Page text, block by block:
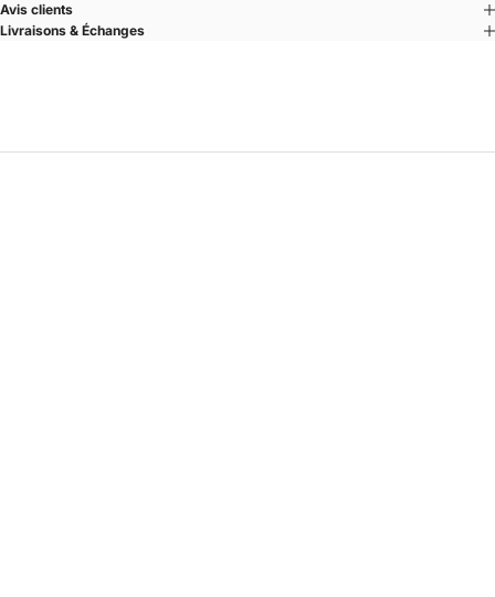
Avis clients
Livraisons & Échanges